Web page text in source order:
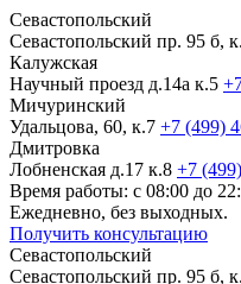
Севастопольский
Севастопольский пр. 95 б,
Калужская
Научный проезд д.14а к.5
Мичуринский
Удальцова, 60, к.7 +7 (499)
Дмитровка
Лобненская д.17 к.8 +7
Время работы: с 08:00 до
Ежедневно, без выходных.
Получить консультацию
Севастопольский
Севастопольский пр. 95 б,